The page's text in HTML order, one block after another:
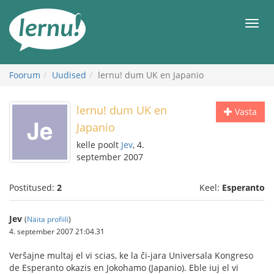
juurde
Foorum Uudised lernu! dum UK en Japanio
Vasta
lernu! dum UK en
Japanio
kelle poolt Jev, 4.
september 2007
Postitused: 2 Keel: Esperanto
Jev (Näita profiili)
4. september 2007 21:04.31
Verŝajne multaj el vi scias, ke la ĉi-jara Universala Kongreso
de Esperanto okazis en Jokohamo (Japanio). Eble iuj el vi